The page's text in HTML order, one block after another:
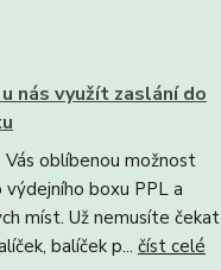
nás využít zaslání do
Vás oblíbenou možnost
výdejního boxu PPL a
míst. Už nemusíte čekat
balíček p... číst celé